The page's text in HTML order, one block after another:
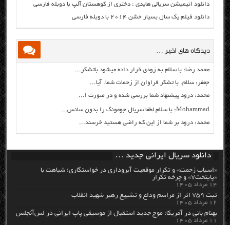
دانلود انیمیشن سریالی هایدی : دختری از کوهستان آلپ با دوبله فارسی
دانلود فیلم یک سال بسیار خشن ۲۰۱۴ با دوبله فارسی
دیدگاه های اخیر …
محمد رضا: با سلام به زودی قرار داده میشود باتشکر...
جعفر: سلام. با تشکر فراوان از زحمات شما. آیا...
محمد: درود پیشنهاد شما بررسی شده و در صورت ا...
Mohammad: با سلام لطفا سریال جومونگ را بدون سانس...
محمد: درود بر شما از این که راضی هستید خرسند...
دانلود سریال ایرانی جدید …
«اسباب زحمت» و تکرار موقعیت آبروداری در خواستگاری؛ شباهت با
«پایتخت۷» و چرخه تکرار
۱۴ مرداد ۱۴۰۵
ثبت ۷۵۹ اثر از مراسم وداع و تشییع رهبر شهید انقلاب
۱۲ مرداد ۱۴۰۵
بهنام بانی در آمریکا: موج جدید استقبال از موسیقی پاپ ایرانی در لس‌آنجلس
۱۱ مرداد ۱۴۰۵